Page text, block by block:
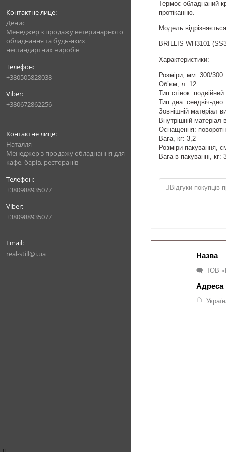
Денис
Менеджер з продажу ветеринарного
обладнання та будь-яких
нестандартних виробів
+380505828038
+380672862256
Наталля
Менеджер з продажу обладнання для
кафе, барів, ресторанів
+380988935077
+380988935077
real-still@i.ua
Термос обладнаний
протіканню.
Модель
BRILLIS WH3101
Характеристики:
Розміри, мм: 300/300
Об’єм, л: 12
Тип стінок: подвійний
Тип дна: сендвіч-дно
Зовнішній матеріал
Внутрішній
Оснащення:
Вага, кг: 3,2
Розміри пакування,
Вага в пакуванні, кг:
Відгуки покупців
ТОВ